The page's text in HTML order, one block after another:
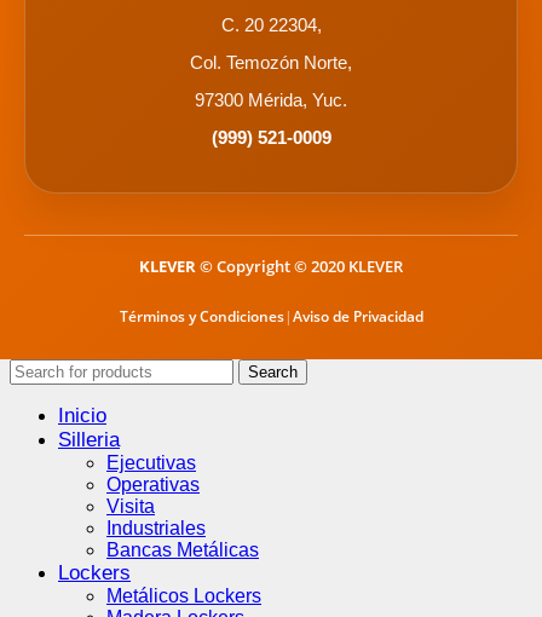
C. 20 22304,
Col. Temozón Norte,
97300 Mérida, Yuc.
(999) 521-0009
KLEVER© Copyright © 2020 KLEVER
Términos y Condiciones|Aviso de Privacidad
Search
Inicio
Silleria
Ejecutivas
Operativas
Visita
Industriales
Bancas Metálicas
Lockers
Metálicos Lockers